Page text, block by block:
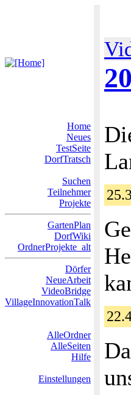
Home
Neues
TestSeite
DorfTratsch
Suchen
Teilnehmer
Projekte
GartenPlan
DorfWiki
OrdnerProjekte_alt
Dörfer
NeueArbeit
VideoBridge
VillageInnovationTalk
AlleOrdner
AlleSeiten
Hilfe
Einstellungen